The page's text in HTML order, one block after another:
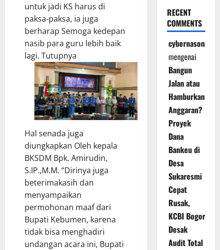
untuk jadi KS harus di
paksa-paksa, ia juga
berharap Semoga kedepan
nasib para guru lebih baik
lagi. Tutupnya
Hal senada juga
diungkapkan Oleh kepala
BKSDM Bpk. Amirudin,
S.IP.,M.M. “Dirinya juga
beterimakasih dan
menyampaikan
permohonan maaf dari
Bupati Kebumen, karena
tidak bisa menghadiri
undangan acara ini, Bupati
RECENT
COMMENTS
cybernasonal
mengenai
Bangun
Jalan atau
Hamburkan
Anggaran?
Proyek
Dana
Bankeu di
Desa
Sukaresmi
Cepat
Rusak,
KCBI Bogor
Desak
Audit Total